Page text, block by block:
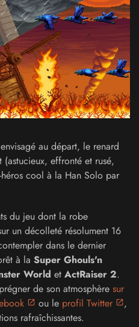
au départ, le renard
effronté et rusé,
cool à la Han Solo par
du jeu dont la robe
un décolleté résolument 16
dans le dernier
à la Super Ghouls'n
World et ActRaiser 2.
de son atmosphère sur
ou le profil Twitter
,
rafraîchissantes.